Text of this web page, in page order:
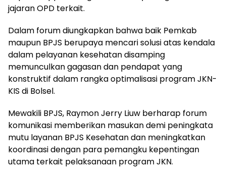
jajaran OPD terkait.
Dalam forum diungkapkan bahwa baik Pemkab
maupun BPJS berupaya mencari solusi atas kendala
dalam pelayanan kesehatan disamping
memunculkan gagasan dan pendapat yang
konstruktif dalam rangka optimalisasi program JKN-
KIS di Bolsel.
Mewakili BPJS, Raymon Jerry Liuw berharap forum
komunikasi memberikan masukan demi peningkata
mutu layanan BPJS Kesehatan dan meningkatkan
koordinasi dengan para pemangku kepentingan
utama terkait pelaksanaan program JKN.